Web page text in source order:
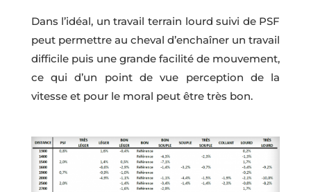
Dans l’idéal, un travail terrain lourd suivi de PSF
peut permettre au cheval d’enchaîner un travail
difficile puis une grande facilité de mouvement,
ce qui d’un point de vue perception de la
vitesse et pour le moral peut être très bon.